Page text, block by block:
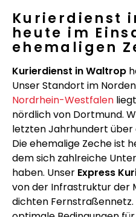
Kurierdienst
heute im
ehemaligen
Kurierdienst in Waltrop
Unser Standort im
Nordrhein-Westfalen
nördlich von Dortmund.
letzten Jahrhundert über
Die ehemalige Zeche ist
dem sich zahlreiche
haben. Unser Express
von der Infrastruktur der
dichten